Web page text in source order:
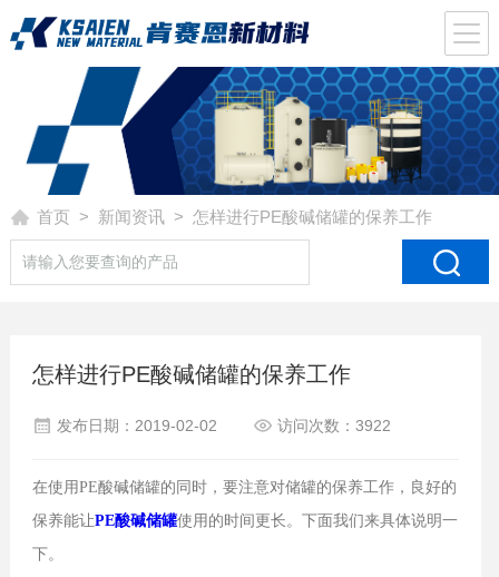
首页 > 新闻资讯> 怎样进行PE酸碱储罐的保养工作
怎样进行PE酸碱储罐的保养工作
发布日期：2019-02-02 访问次数：3922
在使用PE酸碱储罐的同时，要注意对储罐的保养工作，良好的
保养能让PE酸碱储罐使用的时间更长。下面我们来具体说明一
下。